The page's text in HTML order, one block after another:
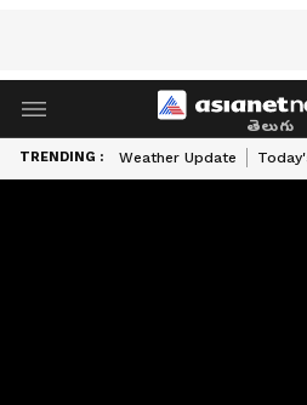
తెలుగు
TRENDING : Weather Update